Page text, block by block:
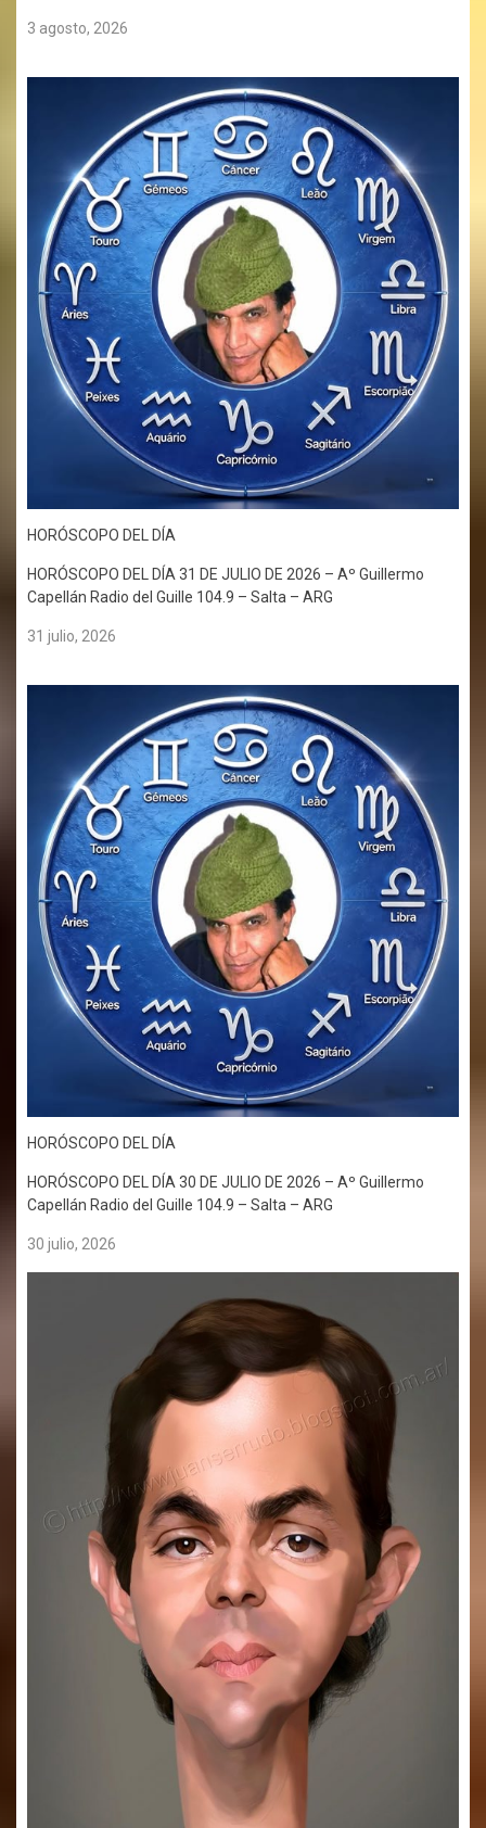
3 agosto, 2026
HORÓSCOPO DEL DÍA
HORÓSCOPO DEL DÍA 31 DE JULIO DE 2026 – Aº Guillermo
Capellán Radio del Guille 104.9 – Salta – ARG
31 julio, 2026
HORÓSCOPO DEL DÍA
HORÓSCOPO DEL DÍA 30 DE JULIO DE 2026 – Aº Guillermo
Capellán Radio del Guille 104.9 – Salta – ARG
30 julio, 2026